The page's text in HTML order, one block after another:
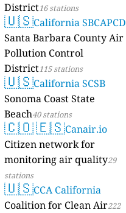
District16 stations
🇺🇸California SBCAPCD
Santa Barbara County Air
Pollution Control
District115 stations
🇺🇸California SCSB
Sonoma Coast State
Beach40 stations
🇨🇴🇪🇸Canair.io
Citizen network for
monitoring air quality29
stations
🇺🇸CCA California
Coalition for Clean Air222